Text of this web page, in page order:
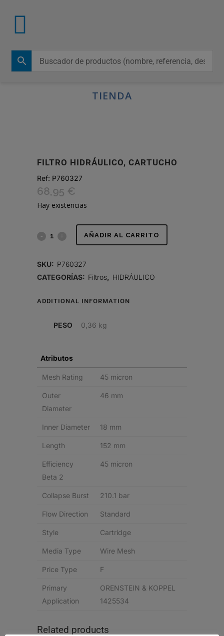
TIENDA
FILTRO HIDRÁULICO, CARTUCHO
Ref: P760327
68,95 €
Hay existencias
FILTRO
CARTUCHO
AÑADIR AL CARRITO
SKU: P760327
CATEGORÍAS: Filtros HIDRÁULICO
ADDITIONAL INFORMATION
PESO 0,36 kg
Atributos
Mesh Rating 45 micron
Outer
Diameter
46 mm
Inner Diameter 18 mm
Length 152 mm
Efficiency
Beta 2
45 micron
Collapse Burst 210.1 bar
Flow Direction Standard
Style Cartridge
Media Type Wire Mesh
Price Type F
Primary
Application
ORENSTEIN & KOPPEL
1425534
Related products